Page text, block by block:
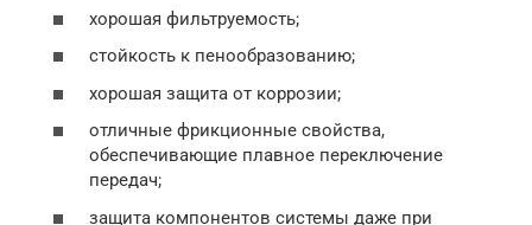
хорошая фильтруемость;
стойкость к пенообразованию;
хорошая защита от коррозии;
отличные фрикционные свойства,
обеспечивающие плавное переключение
передач;
защита компонентов системы даже при